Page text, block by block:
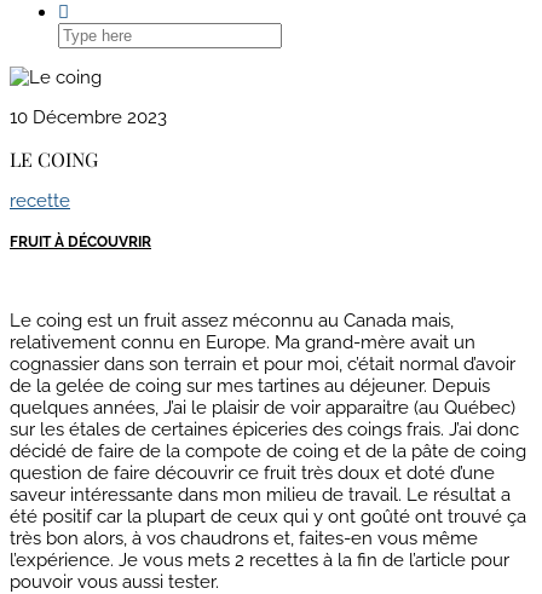
HERE
10 Décembre 2023
LE COING
recette
FRUIT À DÉCOUVRIR
Le coing est un fruit assez méconnu au Canada mais,
relativement connu en Europe. Ma grand-mère avait un
cognassier dans son terrain et pour moi, c’était normal d’avoir
de la gelée de coing sur mes tartines au déjeuner. Depuis
quelques années, J’ai le plaisir de voir apparaitre (au Québec)
sur les étales de certaines épiceries des coings frais. J’ai donc
décidé de faire de la compote de coing et de la pâte de coing
question de faire découvrir ce fruit très doux et doté d’une
saveur intéressante dans mon milieu de travail. Le résultat a
été positif car la plupart de ceux qui y ont goûté ont trouvé ça
très bon alors, à vos chaudrons et, faites-en vous même
l’expérience. Je vous mets 2 recettes à la fin de l’article pour
pouvoir vous aussi tester.